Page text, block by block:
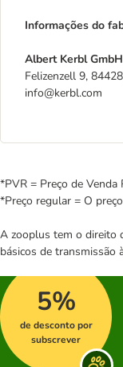
Informações do
Albert Kerbl GmbH
Felizenzell 9,
info@kerbl.com
*PVR = Preço de
*Preço regular = O
A zooplus tem o direito
básicos de transmissão
5%
de desconto por
subscrever